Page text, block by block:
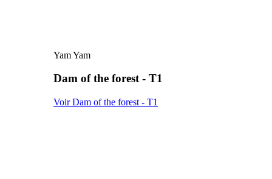
Yam Yam
Dam of the forest - T1
Voir Dam of the forest - T1